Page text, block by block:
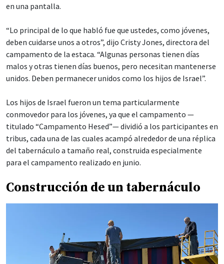
en una pantalla.
“Lo principal de lo que habló fue que ustedes, como jóvenes,
deben cuidarse unos a otros”, dijo Cristy Jones, directora del
campamento de la estaca. “Algunas personas tienen días
malos y otras tienen días buenos, pero necesitan mantenerse
unidos. Deben permanecer unidos como los hijos de Israel”.
Los hijos de Israel fueron un tema particularmente
conmovedor para los jóvenes, ya que el campamento —
titulado “Campamento Hesed”— dividió a los participantes en
tribus, cada una de las cuales acampó alrededor de una réplica
del tabernáculo a tamaño real, construida especialmente
para el campamento realizado en junio.
Construcción de un tabernáculo